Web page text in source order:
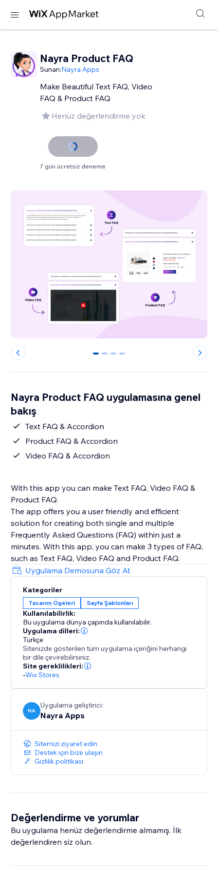
Nayra Product FAQ
Sunan:Nayra Apps
Make Beautiful Text FAQ, Video
FAQ & Product FAQ
Henüz değerlendirme yok
7 gün ücretsiz deneme
0 1 2 3
Nayra Product FAQ uygulamasına genel
bakış
Text FAQ & Accordion
Product FAQ & Accordion
Video FAQ & Accordion
With this app you can make Text FAQ, Video FAQ &
Product FAQ.
The app offers you a user friendly and efficient
solution for creating both single and multiple
Frequently Asked Questions (FAQ) within just a
minutes. With this app, you can make 3 types of FAQ,
such as Text FAQ, Video FAQ and Product FAQ.
Uygulama Demosuna Göz At
Kategoriler
Tasarım Ögeleri Sayfa Şablonları
Kullanılabilirlik:
Bu uygulama dünya çapında kullanılabilir.
Uygulama dilleri:
Türkçe
Sitenizde gösterilen tüm uygulama içeriğini herhangi
bir dile çevirebilirsiniz.
Site gereklilikleri:
-Wix Stores
NA
Uygulama geliştirici:
Nayra Apps
Sitemizi ziyaret edin
Destek için bize ulaşın
Gizlilik politikası
Değerlendirme ve yorumlar
Bu uygulama henüz değerlendirme almamış. İlk
değerlendiren siz olun.